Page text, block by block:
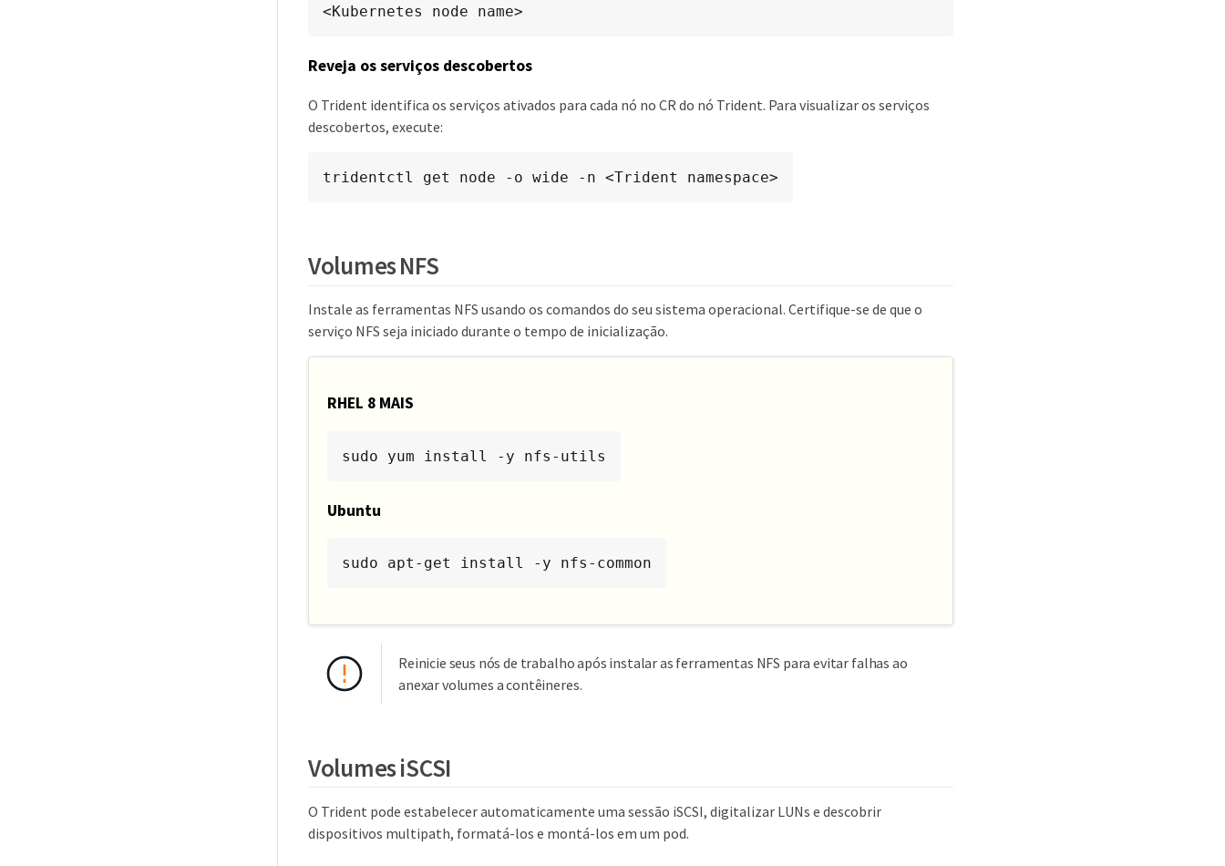
<Kubernetes node name>
Reveja os serviços descobertos
O Trident identifica os serviços ativados para cada nó no CR do nó Trident. Para visualizar os serviços
descobertos, execute:
tridentctl get node -o wide -n <Trident namespace>
Volumes NFS
Instale as ferramentas NFS usando os comandos do seu sistema operacional. Certifique-se de que o
serviço NFS seja iniciado durante o tempo de inicialização.
RHEL 8 MAIS
sudo yum install -y nfs-utils
Ubuntu
sudo apt-get install -y nfs-common
Reinicie seus nós de trabalho após instalar as ferramentas NFS para evitar falhas ao
anexar volumes a contêineres.
Volumes iSCSI
O Trident pode estabelecer automaticamente uma sessão iSCSI, digitalizar LUNs e descobrir
dispositivos multipath, formatá-los e montá-los em um pod.